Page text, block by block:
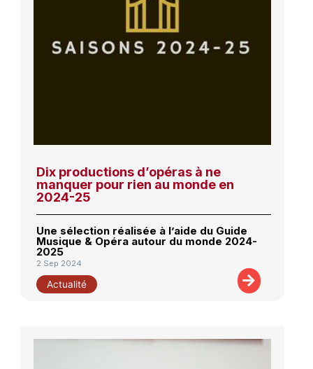
Dix productions d’opéras à ne
manquer pour rien au monde en
2024-25
Une sélection réalisée à l’aide du Guide
Musique & Opéra autour du monde 2024-
2025
2 Sep 2024
Actualité